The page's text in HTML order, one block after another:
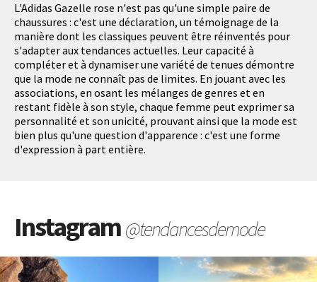
L'Adidas Gazelle rose n'est pas qu'une simple paire de
chaussures : c'est une déclaration, un témoignage de la
manière dont les classiques peuvent être réinventés pour
s'adapter aux tendances actuelles. Leur capacité à
compléter et à dynamiser une variété de tenues démontre
que la mode ne connaît pas de limites. En jouant avec les
associations, en osant les mélanges de genres et en
restant fidèle à son style, chaque femme peut exprimer sa
personnalité et son unicité, prouvant ainsi que la mode est
bien plus qu'une question d'apparence : c'est une forme
d'expression à part entière.
Instagram@tendancesdemode